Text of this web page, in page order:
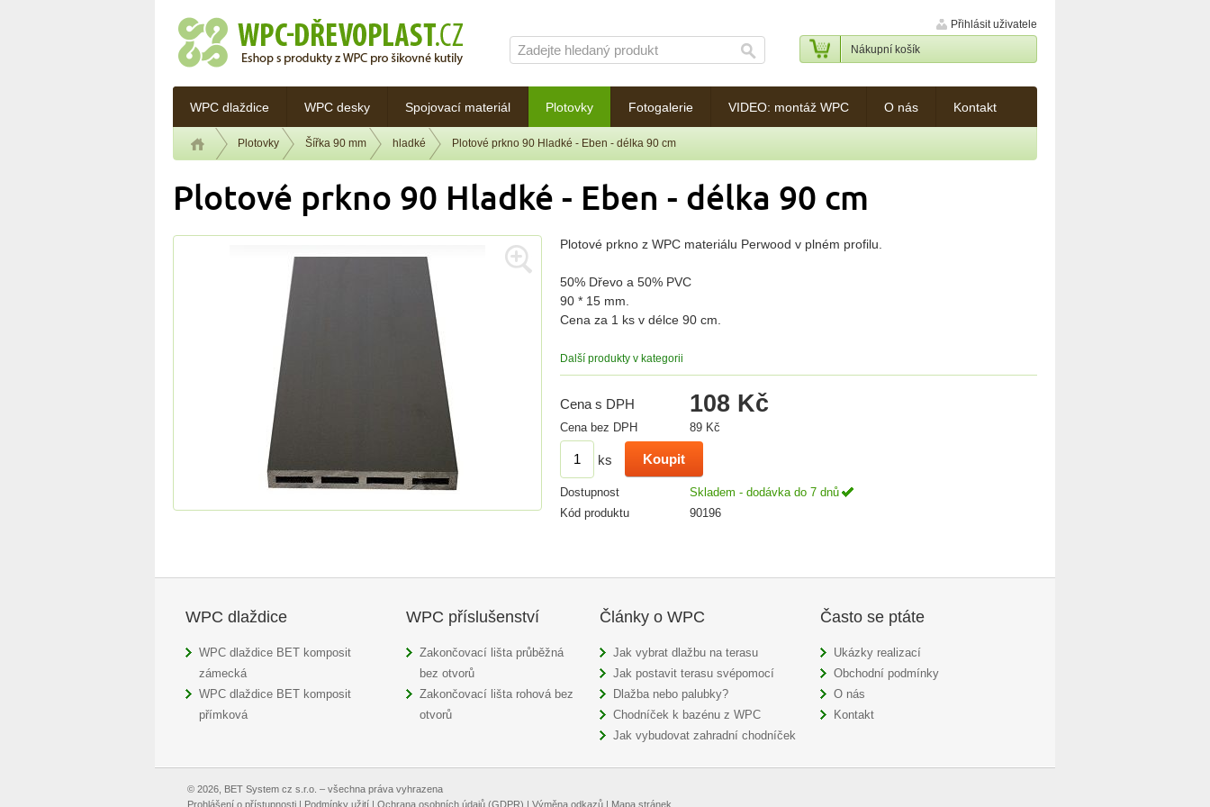
WPC dlaždice WPC desky Spojovací materiál Plotovky Fotogalerie VIDEO: montáž WPC O nás Kontakt
Přihlásit uživatele
Nákupní košík
Plotovky Šířka 90 mm hladké Plotové prkno 90 Hladké - Eben - délka 90 cm
Plotové prkno 90 Hladké - Eben - délka 90 cm
Plotové prkno z WPC materiálu Perwood v plném profilu.
50% Dřevo a 50% PVC
90 * 15 mm.
Cena za 1 ks v délce 90 cm.
Další produkty v kategorii
Cena s DPH 108 Kč
Cena bez DPH 89 Kč
ks
Dostupnost
Skladem - dodávka do 7 dnů
Kód produktu
90196
WPC dlaždice
WPC dlaždice BET komposit
zámecká
WPC dlaždice BET komposit
přímková
WPC příslušenství
Zakončovací lišta průběžná
bez otvorů
Zakončovací lišta rohová bez
otvorů
Články o WPC
Jak vybrat dlažbu na terasu
Jak postavit terasu svépomocí
Dlažba nebo palubky?
Chodníček k bazénu z WPC
Jak vybudovat zahradní chodníček
Často se ptáte
Ukázky realizací
Obchodní podmínky
O nás
Kontakt
© 2026, BET System cz s.r.o. – všechna práva vyhrazena
Prohlášení o přístupnosti | Podmínky užití | Ochrana osobních údajů (GDPR) | Výměna odkazů | Mapa stránek